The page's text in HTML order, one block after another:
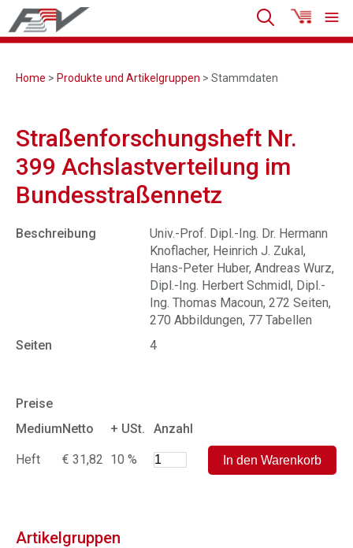
Home > Produkte und Artikelgruppen > Stammdaten
Straßenforschungsheft Nr.
399 Achslastverteilung im
Bundesstraßennetz
Beschreibung
Univ.-Prof. Dipl.-Ing. Dr. Hermann
Knoflacher, Heinrich J. Zukal,
Hans-Peter Huber, Andreas Wurz,
Dipl.-Ing. Herbert Schmidl, Dipl.-
Ing. Thomas Macoun, 272 Seiten,
270 Abbildungen, 77 Tabellen
Seiten
4
Preise
MediumNetto + USt. Anzahl
Heft € 31,82 10 %
Artikelgruppen